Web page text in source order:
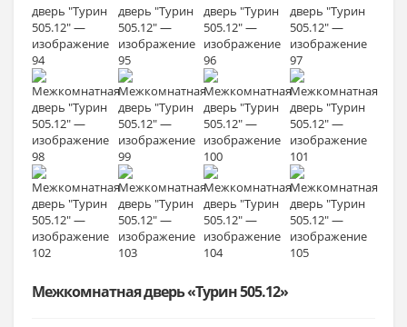
Межкомнатная дверь «Турин 505.12»